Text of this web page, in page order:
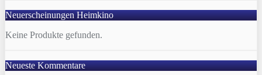
Neuerscheinungen Heimkino
Keine Produkte gefunden.
Neueste Kommentare